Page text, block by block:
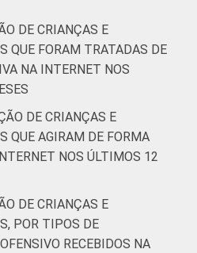
De 11 a 12
anos
5 4
De 13 a 14
anos
11
De 15 a 17
Até 1 SM
DE CRIANÇAS E
QUE FORAM TRATADAS DE
NA INTERNET NOS
DE CRIANÇAS E
QUE AGIRAM DE FORMA
NOS ÚLTIMOS 12
DE CRIANÇAS E
POR TIPOS DE
RECEBIDOS NA